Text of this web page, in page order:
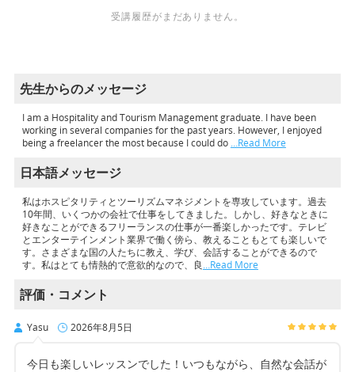
受講履歴がまだありません。
先生からのメッセージ
I am a Hospitality and Tourism Management graduate. I have been
working in several companies for the past years. However, I enjoyed
being a freelancer the most because I could do …Read More
日本語メッセージ
私はホスピタリティとツーリズムマネジメントを専攻しています。過去
10年間、いくつかの会社で仕事をしてきました。しかし、好きなときに
好きなことができるフリーランスの仕事が一番楽しかったです。テレビ
とエンターテインメント業界で働く傍ら、教えることもとても楽しいで
す。さまざまな国の人たちに教え、学び、会話することができるので
す。私はとても情熱的で意欲的なので、良…Read More
評価・コメント
Yasu 2026年8月5日
今日も楽しいレッスンでした！いつもながら、自然な会話が